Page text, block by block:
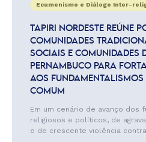
Ecumenismo e Diálogo Inter-
TAPIRI NORDESTE REÚNE
COMUNIDADES
SOCIAIS E COMUNIDADES
PERNAMBUCO PARA
AOS FUNDAMENTALISMOS
COMUM
Em um cenário de avanço dos
religiosos e políticos, de
e de crescente violência